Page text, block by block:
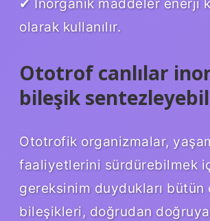
✔ İnorganik maddeler enerji
olarak kullanılır.
Ototrof canlılar
bileşik
Ototrofik organizmalar,
faaliyetlerini sürdürebilmek
gereksinim duydukları bütün
bileşikleri, doğrudan